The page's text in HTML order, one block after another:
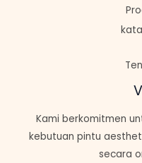
Kami berkomitmen
kebutuan pintu
secara